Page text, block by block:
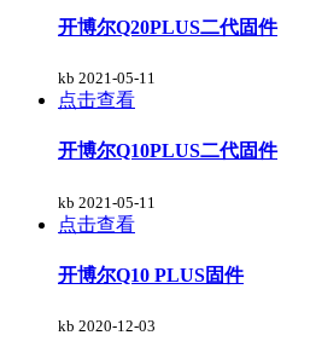
开博尔Q20PLUS二代固件
kb 2021-05-11
点击查看
开博尔Q10PLUS二代固件
kb 2021-05-11
点击查看
开博尔Q10 PLUS固件
kb 2020-12-03